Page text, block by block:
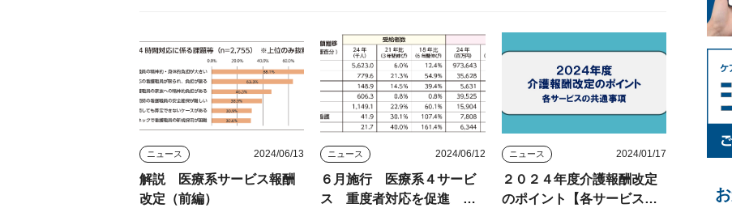
ニュース 2024/06/13
解説 医療系サービス報酬
改定（前編）
ニュース 2024/06/12
６月施行 医療系４サービ
ス 重度者対応を促進 予
ニュース 2024/01/17
２０２４年度介護報酬改定
のポイント【各サービスの